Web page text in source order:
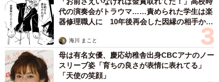
者と委託契約を結んでいます。
関東から関西エリアを中心に8つの洗濯工場を展開する株
式会社ヤマシタ（本社・静岡県島田市、東京本部・東京都
港区）の営業担当者に話を聞きました。
代の演奏会がトラウマ……責められた学生は楽
器修理職人に 10年後再会した因縁の相手から
海川 まこと
母は有名女優、慶応幼稚舎出身CBCアナのノー
スリーブ姿「育ちの良さが表情に表れてる」
「天使の笑顔」